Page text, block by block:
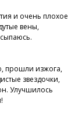
и очень плохое
вены,
прошли изжога,
звездочки,
Улучшилось